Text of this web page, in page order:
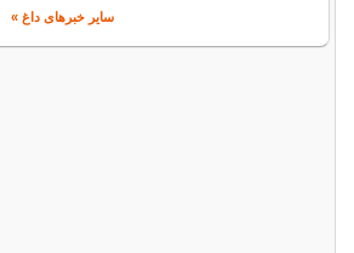
سایر خبرهای داغ »